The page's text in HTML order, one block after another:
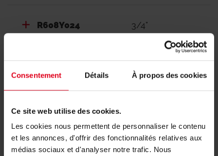
Consentement Détails À propos des cookies
Ce site web utilise des cookies.
Les cookies nous permettent de personnaliser le contenu
et les annonces, d'offrir des fonctionnalités relatives aux
médias sociaux et d'analyser notre trafic. Nous
R608Y024 3/4"
Si vous souhaitez des informations
complémentaires, contactez l'assistante ou le